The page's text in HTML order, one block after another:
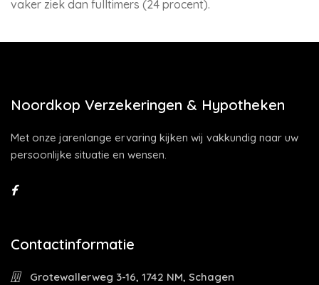
vaker ziek dan fulltimers (24 procent).
Noordkop Verzekeringen & Hypotheken
Met onze jarenlange ervaring kijken wij vakkundig naar uw
persoonlijke situatie en wensen.
Contactinformatie
Grotewallerweg 3-16, 1742 NM, Schagen